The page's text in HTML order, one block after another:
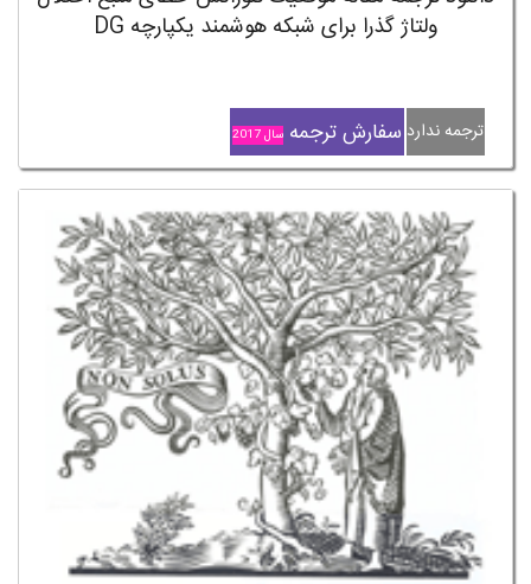
ولتاژ گذرا برای شبکه هوشمند یکپارچه DG
ترجمه ندارد سفارش ترجمه سال 2017